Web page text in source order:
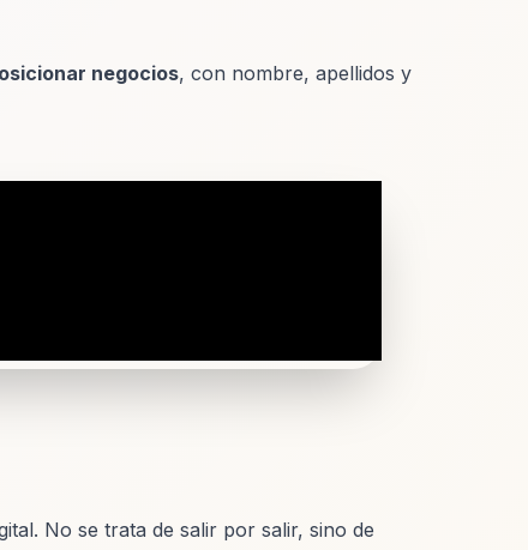
negocios, con nombre, apellidos y
No se trata de salir por salir, sino de